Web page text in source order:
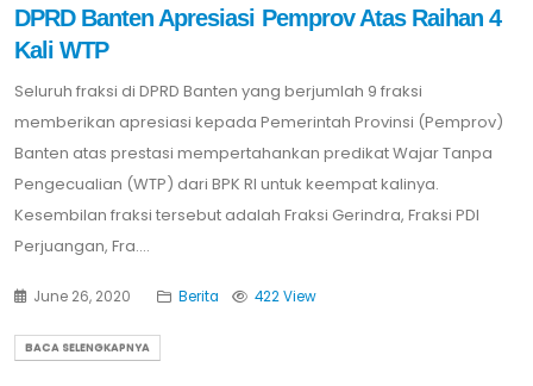
DPRD Banten Apresiasi Pemprov Atas Raihan 4
Kali WTP
Seluruh fraksi di DPRD Banten yang berjumlah 9 fraksi
memberikan apresiasi kepada Pemerintah Provinsi (Pemprov)
Banten atas prestasi mempertahankan predikat Wajar Tanpa
Pengecualian (WTP) dari BPK RI untuk keempat kalinya.
Kesembilan fraksi tersebut adalah Fraksi Gerindra, Fraksi PDI
Perjuangan, Fra....
June 26, 2020 Berita 422 View
BACA SELENGKAPNYA